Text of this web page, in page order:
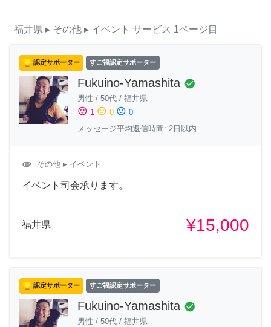
福井県 ▸ その他 ▸ イベント サービス 1ページ目
認定サポーター すご福認定サポーター
Fukuino-Yamashita check_circle
男性 / 50代 / 福井県
sentiment_satisfied 1 sentiment_neutral 0 sentiment_dissatisfied 0
メッセージ平均返信時間: 2日以内
attachment その他 ▸ イベント
イベント司会承ります。
福井県 ¥15,000
認定サポーター すご福認定サポーター
Fukuino-Yamashita check_circle
男性 / 50代 / 福井県